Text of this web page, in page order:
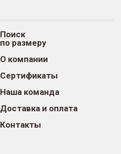
Поиск
по размеру
О компании
Сертификаты
Наша команда
Доставка и оплата
Контакты